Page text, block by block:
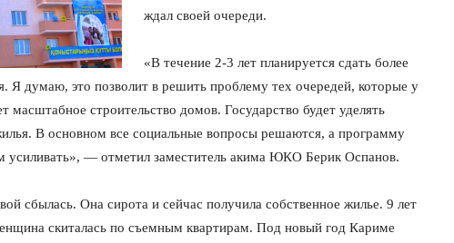
ждал своей очереди.
«В течение 2-3 лет планируется сдать более
Я думаю, это позволит в решить проблему тех очередей, которые у
строительство домов. Государство будет уделять
В основном все социальные вопросы решаются, а программу
усиливать», — отметил заместитель акима ЮКО Берик Оспанов.
сбылась. Она сирота и сейчас получила собственное жилье. 9 лет
скиталась по съемным квартирам. Под новый год Кариме